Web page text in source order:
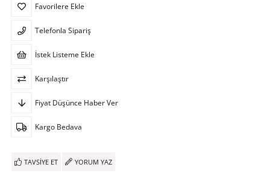
Favorilere Ekle
Telefonla Sipariş
İstek Listeme Ekle
Karşılaştır
Fiyat Düşünce Haber Ver
Kargo Bedava
TAVSIYE ET YORUM YAZ